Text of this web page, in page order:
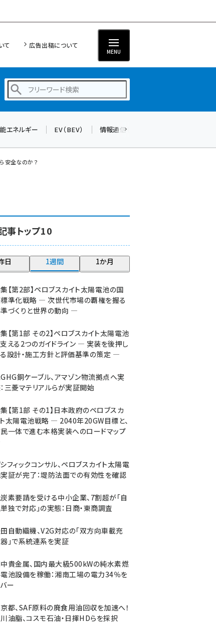
て 広告出稿について
MENU
ngn (285)
大串 (226)
aitras (192)
タンデム (154)
エネルギー EV（BEV） 情報通信（ICT）
安全なのか？
事トップ10
日 1週間 1か月
【第2部】ペロブスカイト太陽電池の国
準化戦略 ― 次世代市場の覇権を握る
づくりと世界の動向 ―
【第1部 その2】ペロブスカイト太陽電池
える2つのガイドライン ― 実装を後押し
設計・施工方針と評価基準の策定 ―
銅ケーブル、アマゾン物流拠点へ実
三菱マテリアルらが実証開始
【第1部 その1】日本政府のペロブスカ
太陽電池戦略 ― 2040年20GW目標と、
一体で進む本格実装へのロードマップ
フィックコンサル、ペロブスカイト太陽電
証が完了：堤防法面での有効性を確認
素要請を受ける中小企業、7割超が「自
独で対応」の実態：日商・東商調査
自動織機、V2G対応の「双方向車載充
」で系統連系を実証
貴金属、国内最大級500kWの純水素燃
池設備を稼働：湘南工場の電力34％を
ー
都、SAF原料の廃食用油回収を加速へ！
油脂、コスモ石油・日揮HDらを採択